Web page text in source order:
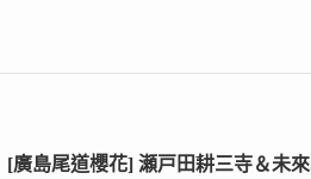
[廣島尾道櫻花] 瀬戸田耕三寺＆未